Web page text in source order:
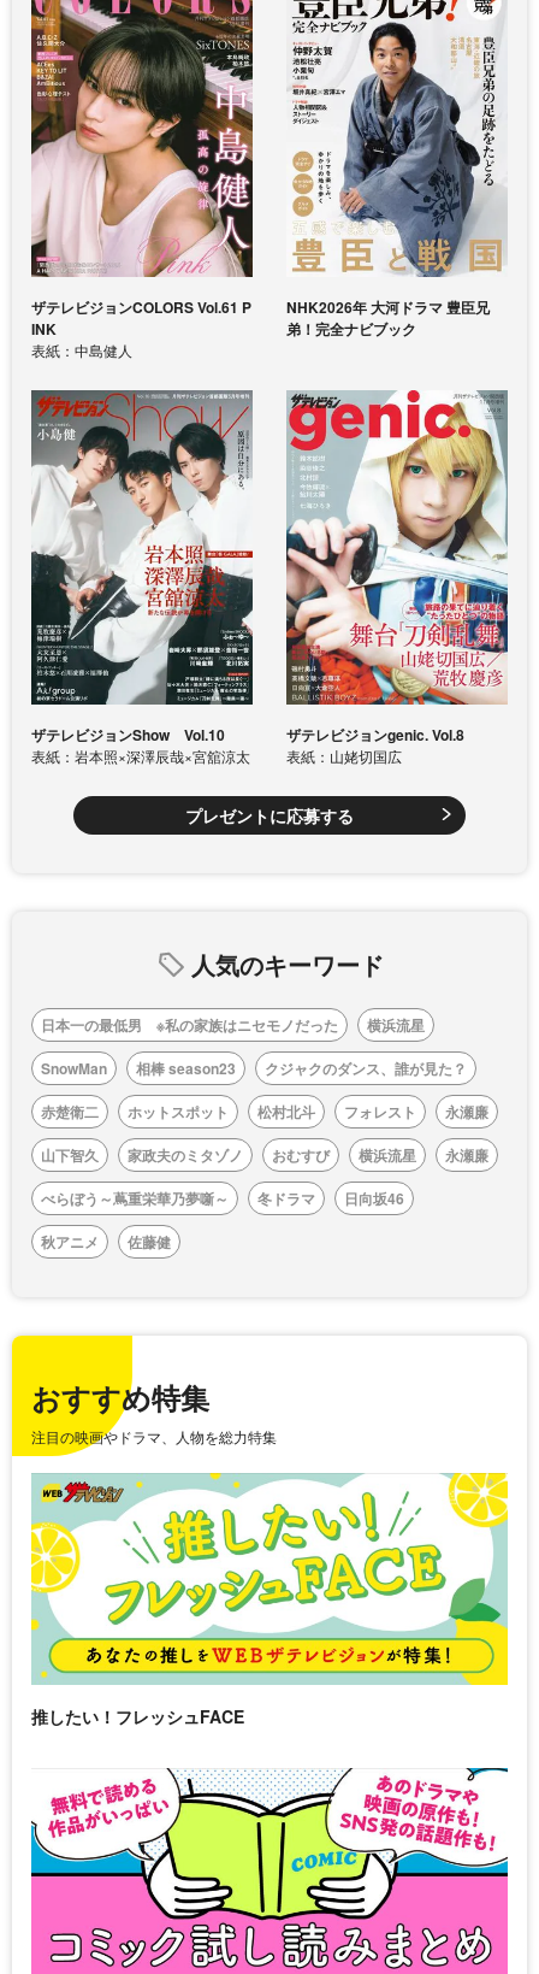
ザテレビジョンCOLORS Vol.61 P
INK
表紙：中島健人
NHK2026年 大河ドラマ 豊臣兄
弟！完全ナビブック
ザテレビジョンShow Vol.10
表紙：岩本照×深澤辰哉×宮舘涼太
ザテレビジョンgenic. Vol.8
表紙：山姥切国広
プレゼントに応募する
人気のキーワード
日本一の最低男 ※私の家族はニセモノだった
横浜流星
SnowMan
相棒 season23
クジャクのダンス、誰が見た？
赤楚衛二
ホットスポット 松村北斗 フォレスト
永瀬廉
山下智久
家政夫のミタゾノ おむすび 横浜流星
永瀬廉
べらぼう～蔦重栄華乃夢噺～
冬ドラマ
日向坂46
秋アニメ
佐藤健
おすすめ特集
注目の映画やドラマ、人物を総力特集
推したい！フレッシュFACE